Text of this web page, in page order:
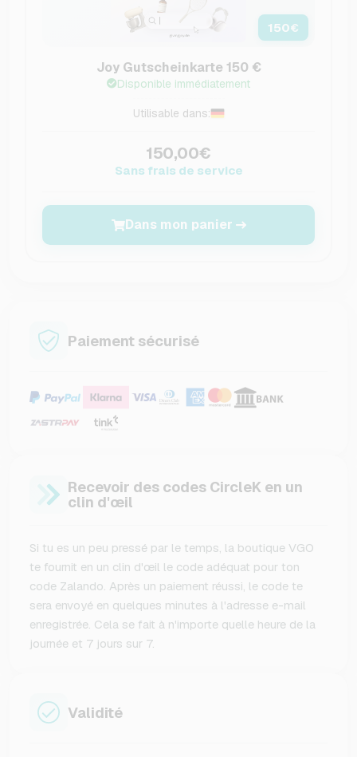
150€
Joy Gutscheinkarte 150 €
Disponible immédiatement
Utilisable dans:
150,00€
Sans frais de service
Dans mon panier
Paiement sécurisé
Recevoir des codes CircleK en un
clin d'œil
Si tu es un peu pressé par le temps, la boutique VGO
te fournit en un clin d'œil le code adéquat pour ton
code Zalando. Après un paiement réussi, le code te
sera envoyé en quelques minutes à l'adresse e-mail
enregistrée. Cela se fait à n'importe quelle heure de la
journée et 7 jours sur 7.
Validité